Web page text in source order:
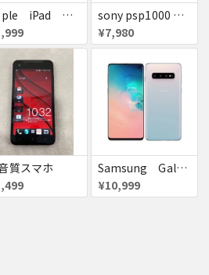
Apple iPad ミニ
sony psp1000 初期レア
¥7,980
質スマホ
Samsung Galaxyｓ１０ 有機EL ハイエンド
¥10,999